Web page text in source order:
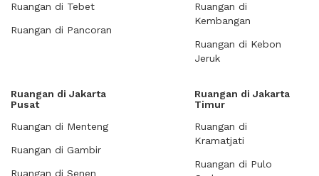
Ruangan di Tebet
Ruangan di Pancoran
Ruangan di
Kembangan
Ruangan di Kebon
Jeruk
Ruangan di Jakarta
Pusat
Ruangan di Menteng
Ruangan di Gambir
Ruangan di Senen
Ruangan di Jakarta
Timur
Ruangan di
Kramatjati
Ruangan di Pulo